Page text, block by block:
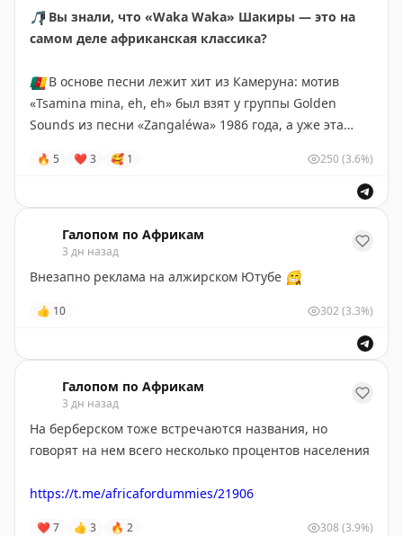
🎵 Вы знали, что «Waka Waka» Шакиры — это на
самом деле африканская классика?
🇨🇲В основе песни лежит хит из Камеруна: мотив
«Tsamina mina, eh, eh» был взят у группы Golden
Sounds из песни «Zangaléwa» 1986 года, а уже эта
камерунских солдат.
Весь мир узнал о песне на Чемпионате Мира 2010
года в ЮАР, и благодаря группе «Freshlyground» в
футбольный гимн был добавлен тот самый настоящий
африканский колорит, который навсегда стал
Пушкин в Африке»(вМаксе
мы тоже есть) —
для всех, кто хотел познакомиться со сложным миром
Чёрного континента, но не знал, с чего начать.
🔥 5 ❤ 3 🥰 1 250(3.6%)
Галопом по Африкам
3 дн назад
Внезапно реклама на алжирском Ютубе 😁
👍 10 302 (3.3%)
Галопом по Африкам
3 дн назад
На берберском тоже встречаются названия, но
говорят на нем всего несколько процентов населения
https://t.me/africafordummies/21906
❤ 7 👍 3 🔥 2 308 (3.9%)